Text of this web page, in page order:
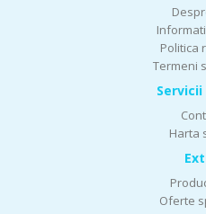
Politica
Termeni
Harta
Oferte